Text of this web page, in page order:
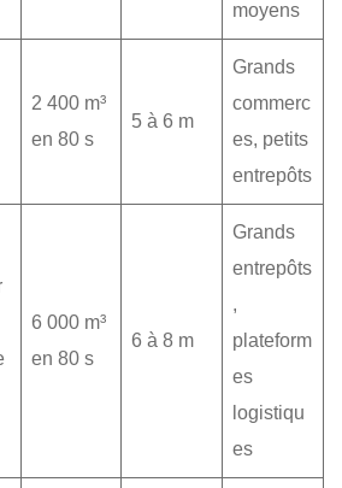
moyens
2 400 m³
en 80 s
5 à 6 m
Grands
commerc
es, petits
entrepôts
6 000 m³
en 80 s
6 à 8 m
Grands
entrepôts
,
plateform
es
logistiqu
es